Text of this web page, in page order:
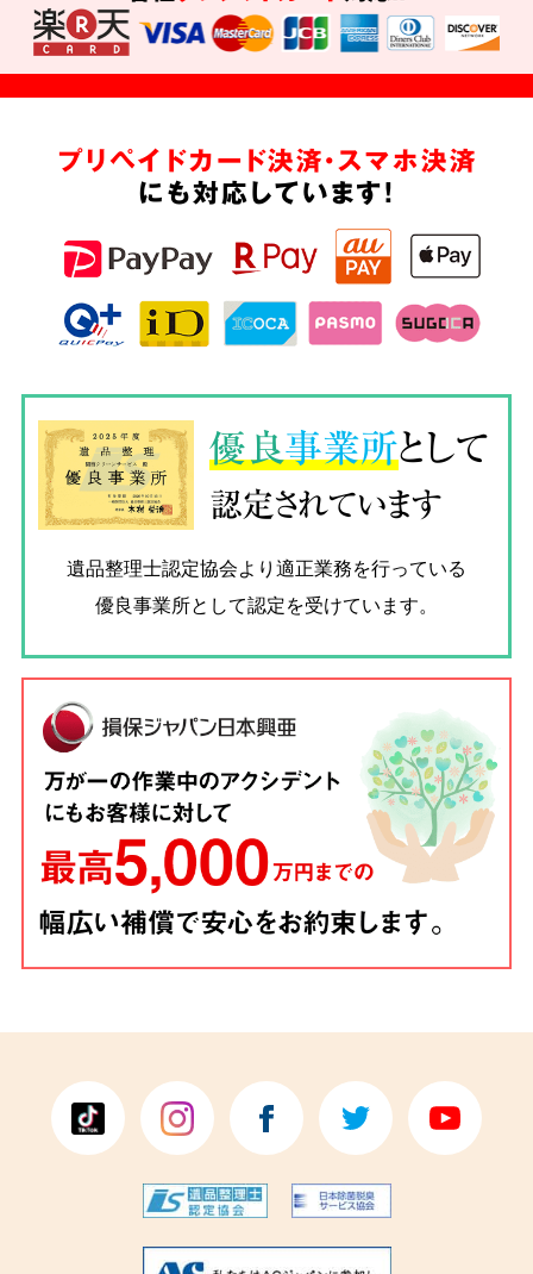
プリペイドカード決済・スマホ決済
にも対応しています!
優良事業所として
認定されています
遺品整理士認定協会より適正業務を行っている
優良事業所として認定を受けています。